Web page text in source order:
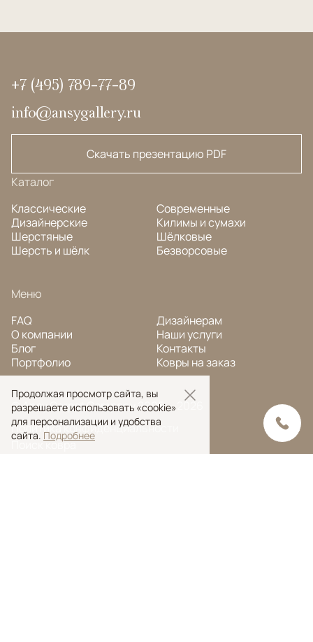
+7 (495) 789-77-89
info@ansygallery.ru
Скачать презентацию PDF
Каталог
Классические
Дизайнерские
Шерстяные
Шерсть и шёлк
Современные
Килимы и сумахи
Шёлковые
Безворсовые
Меню
FAQ
О компании
Блог
Портфолио
Дизайнерам
Наши услуги
Контакты
Ковры на заказ
© Ansy Carpet Company 2005 — 2026
Политика конфиденциальности
Поиск ковра
Продолжая просмотр сайта, вы
разрешаете использовать «cookie»
для персонализации и удобства
сайта. Подробнее